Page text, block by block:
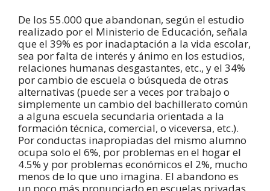
De los 55.000 que abandonan, según el estudio
realizado por el Ministerio de Educación, señala
que el 39% es por inadaptación a la vida escolar,
sea por falta de interés y ánimo en los estudios,
relaciones humanas desgastantes, etc., y el 34%
por cambio de escuela o búsqueda de otras
alternativas (puede ser a veces por trabajo o
simplemente un cambio del bachillerato común
a alguna escuela secundaria orientada a la
formación técnica, comercial, o viceversa, etc.).
Por conductas inapropiadas del mismo alumno
ocupa solo el 6%, por problemas en el hogar el
4.5% y por problemas económicos el 2%, mucho
menos de lo que uno imagina. El abandono es
un poco más pronunciado en escuelas privadas